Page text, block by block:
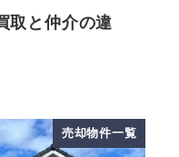
取と仲介の違
売却物件一覧